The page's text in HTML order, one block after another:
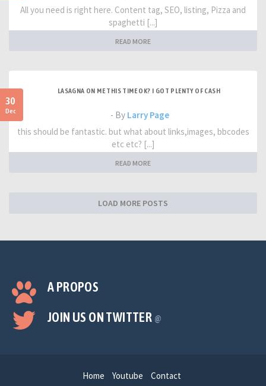
All you need is right here. Content tag, SEO, listing, Pizza and
spaghetti [...]
READ MORE
30
Dec
LASAGNA ON ME THIS TIME OK? I GOT PLENTY OF CASH
- By Larry Page
this should be fantastic. but what about links,images, bbcodes
etc etc? [...]
READ MORE
LOAD MORE POSTS
A PROPOS
JOIN US ON TWITTER @
Home Youtube Contact